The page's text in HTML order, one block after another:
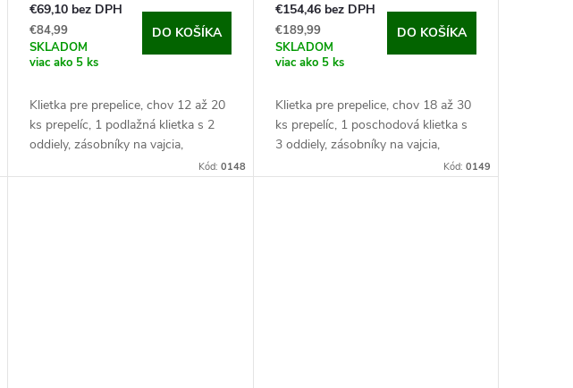
€69,10 bez DPH
€84,99
SKLADOM
viac ako 5 ks
DO KOŠÍKA
Klietka pre prepelice, chov 12 až 20
ks prepelíc, ​​1 podlažná klietka s 2
oddiely, zásobníky na vajcia,
Kód: 0148
€154,46 bez DPH
€189,99
SKLADOM
viac ako 5 ks
DO KOŠÍKA
Klietka pre prepelice, chov 18 až 30
ks prepelíc, ​​1 poschodová klietka s
3 oddiely, zásobníky na vajcia,
Kód: 0149